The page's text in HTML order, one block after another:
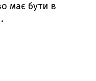
має бути в